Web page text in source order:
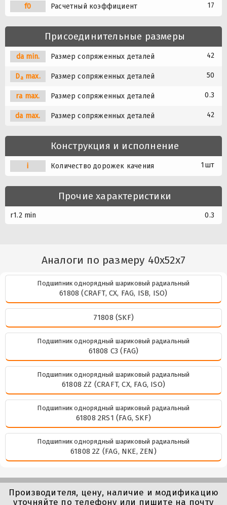
f0 Расчетный коэффициент 17
Присоединительные размеры
da min. Размер сопряженных деталей 42
Damax. Размер сопряженных деталей 50
ra max. Размер сопряженных деталей 0.3
da max. Размер сопряженных деталей 42
Конструкция и исполнение
i Количество дорожек качения 1шт
Прочие характеристики
r1.2 min 0.3
Аналоги по размеру 40x52x7
Подшипник однорядный шариковый радиальный
61808 (CRAFT, CX, FAG, ISB, ISO)
71808 (SKF)
Подшипник однорядный шариковый радиальный
61808 C3 (FAG)
Подшипник однорядный шариковый радиальный
61808 ZZ (CRAFT, CX, FAG, ISO)
Подшипник однорядный шариковый радиальный
61808 2RS1 (FAG, SKF)
Подшипник однорядный шариковый радиальный
61808 2Z (FAG, NKE, ZEN)
Производителя, цену, наличие и модификацию
уточняйте по телефону или пишите на почту